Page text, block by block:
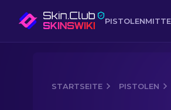
PISTOLEN
STARTSEITE PISTOLEN